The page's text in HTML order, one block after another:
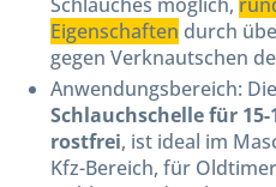
Eigenschaften durch
gegen Verknautschen
Anwendungsbereich:
Schlauchschelle für
rostfrei, ist ideal im
Kfz-Bereich, für